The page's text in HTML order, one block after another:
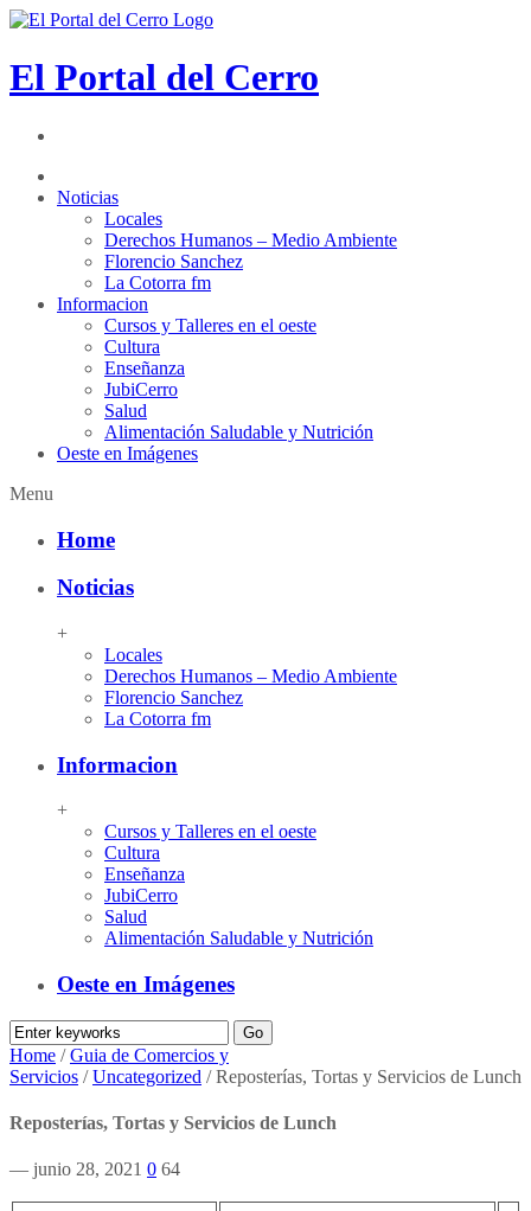
El Portal del Cerro
Noticias
Locales
Derechos Humanos – Medio Ambiente
Florencio Sanchez
La Cotorra fm
Informacion
Cursos y Talleres en el oeste
Cultura
Enseñanza
JubiCerro
Salud
Alimentación Saludable y Nutrición
Oeste en Imágenes
Menu
Home
Noticias
+
Locales
Derechos Humanos – Medio Ambiente
Florencio Sanchez
La Cotorra fm
Informacion
+
Cursos y Talleres en el oeste
Cultura
Enseñanza
JubiCerro
Salud
Alimentación Saludable y Nutrición
Oeste en Imágenes
Home /Guia de Comercios y
Servicios /Uncategorized /Reposterías, Tortas y Servicios de Lunch
Reposterías, Tortas y Servicios de Lunch
— junio 28, 2021 0 64